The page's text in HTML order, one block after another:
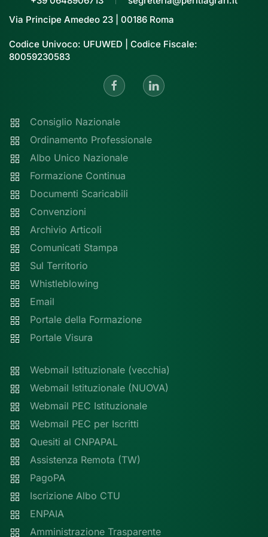
Via Principe Amedeo 23 | 00186 Roma
Codice Univoco: UFUWED | Codice Fiscale:
80059230583
Consiglio Nazionale
Ordinamento Professionale
Albo Unico Nazionale
Formazione Continua
Documenti Scaricabili
Convenzioni
Archivio Articoli
Comunicati Stampa
Sul Territorio
Whistleblowing
Email
Portale della Formazione
Portale Visura
Webmail Istituzionale (vecchia)
Webmail Istituzionale (NUOVA)
Webmail PEC Istituzionale
Webmail PEC per Iscritti
Quesiti al CNPAPAL
Assistenza Remota (TW)
PagoPA
Iscrizione Albo CTU
ENPAIA
Amministrazione Trasparente